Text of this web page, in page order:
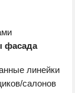
фасада
линейки
салонов